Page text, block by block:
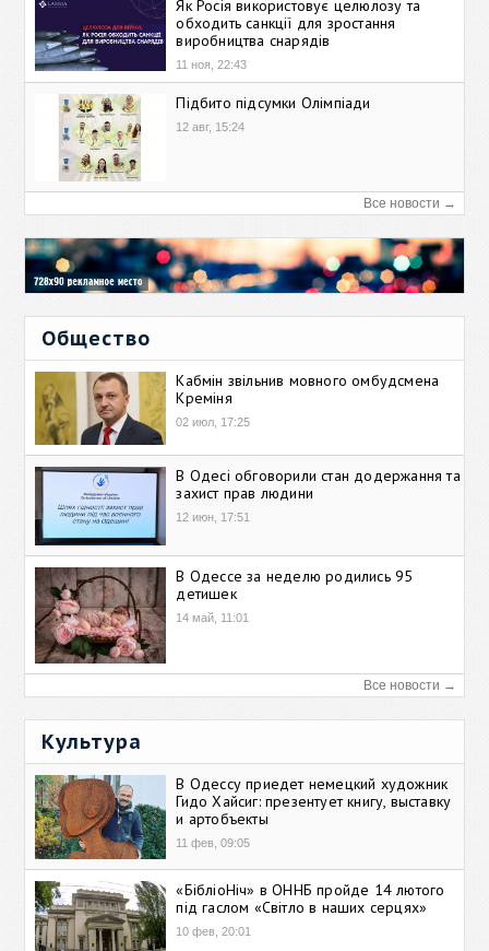
Як Росія використовує целюлозу та
обходить санкції для зростання
виробництва снарядів
11 ноя, 22:43
Підбито підсумки Олімпіади
12 авг, 15:24
Все новости →
Общество
Кабмін звільнив мовного омбудсмена
Креміня
02 июл, 17:25
В Одесі обговорили стан додержання та
захист прав людини
12 июн, 17:51
В Одессе за неделю родились 95
детишек
14 май, 11:01
Все новости →
Культура
В Одессу приедет немецкий художник
Гидо Хайсиг: презентует книгу, выставку
и артобъекты
11 фев, 09:05
«БібліоНіч» в ОННБ пройде 14 лютого
під гаслом «Світло в наших серцях»
10 фев, 20:01